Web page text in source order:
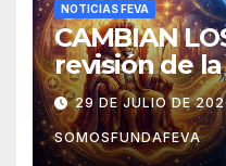
NOTICIAS FEVA
CAMBIAN
revisión de
experiencias
29 DE JULIO DE
SOMOSFUNDAFEVA